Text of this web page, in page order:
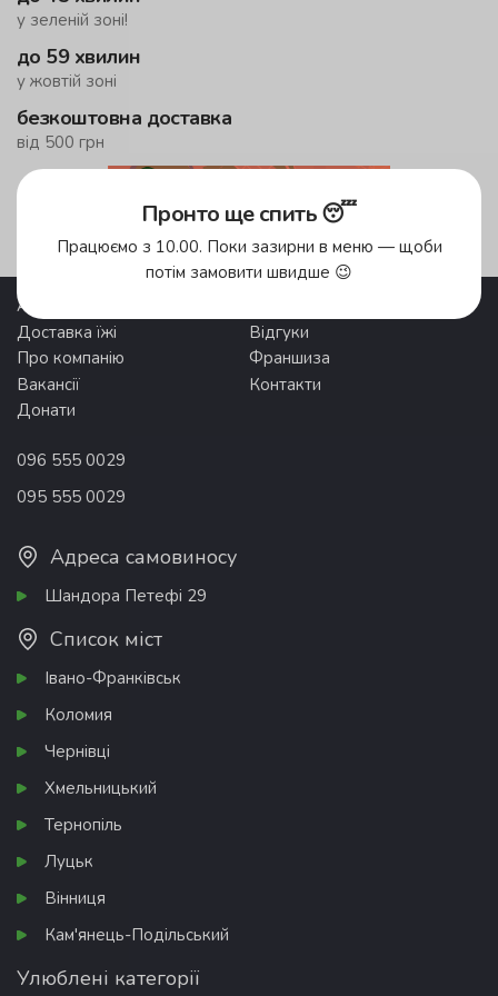
у зеленій зоні!
до 59 хвилин
у жовтій зоні
безкоштовна доставка
від 500 грн
Зони доставки
Акції
Доставка їжі
Відгуки
Про компанію
Франшиза
Вакансії
Контакти
Донати
096 555 0029
095 555 0029
Адреса самовиносу
Шандора Петефі 29
Список міст
Івано-Франківськ
Коломия
Чернівці
Хмельницький
Тернопіль
Луцьк
Вінниця
Кам'янець-Подільський
Улюблені категорії
Пронто ще спить 😴
Працюємо з 10.00. Поки зазирни в меню — щоби
потім замовити швидше 😉